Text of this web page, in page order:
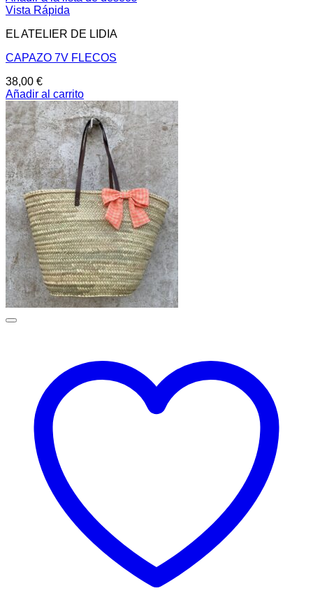
Vista Rápida
EL ATELIER DE LIDIA
CAPAZO 7V FLECOS
38,00 €
Añadir al carrito